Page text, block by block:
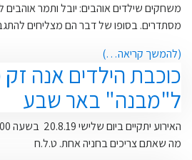
משחקים שילדים אוהבים: יובל ותמר
מסתדרים. בסופו של דבר הם מצליחים
(להמשך קריאה…)
כוכבת הילדים אנה זק
ל"מבנה" באר שבע
מה שאתם צריכים בחניה אחת. ט.ל.ח